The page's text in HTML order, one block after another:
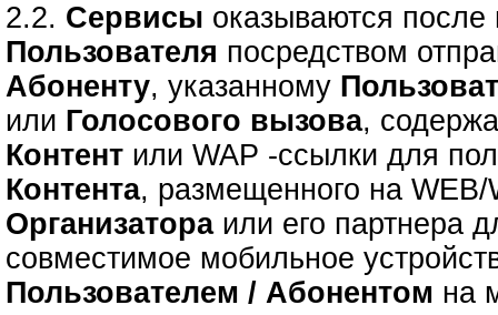
2.2. Сервисы оказываются
Пользователя посредством
Абоненту, указанному
или Голосового вызова,
Контент или WAP -ссылки для
Контента, размещенного на WEB/
Организатораили его партнера
совместимое мобильное
Пользователем / Абонентом на